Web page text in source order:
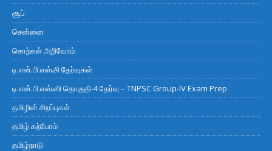
சூப்
சென்னை
சொற்கள் அறிவோம்
டி.என்.பி.எஸ்.சி தேர்வுகள்
டி.என்.பி.எஸ்.ஸி தொகுதி-4 தேர்வு – TNPSC Group-IV Exam Prep
தமிழின் சிறப்புகள்
தமிழ் கற்போம்
தமிழ்நாடு